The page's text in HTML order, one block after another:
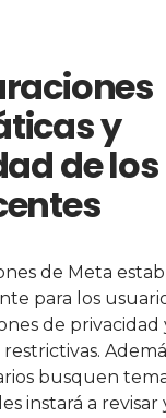
y
de los
de Meta
para los
de
busquen
instará a